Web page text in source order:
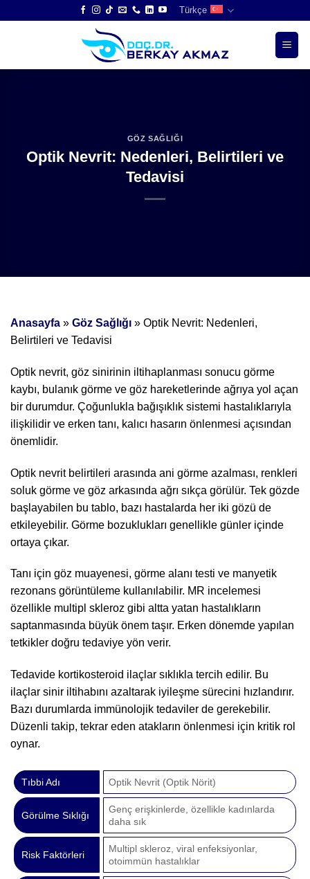
Türkçe
GÖZ SAĞLIĞI
Optik Nevrit: Nedenleri, Belirtileri ve
Tedavisi
Anasayfa » Göz Sağlığı » Optik Nevrit: Nedenleri,
Belirtileri ve Tedavisi
Optik nevrit, göz sinirinin iltihaplanması sonucu görme
kaybı, bulanık görme ve göz hareketlerinde ağrıya yol açan
bir durumdur. Çoğunlukla bağışıklık sistemi hastalıklarıyla
ilişkilidir ve erken tanı, kalıcı hasarın önlenmesi açısından
önemlidir.
Optik nevrit belirtileri arasında ani görme azalması, renkleri
soluk görme ve göz arkasında ağrı sıkça görülür. Tek gözde
başlayabilen bu tablo, bazı hastalarda her iki gözü de
etkileyebilir. Görme bozuklukları genellikle günler içinde
ortaya çıkar.
Tanı için göz muayenesi, görme alanı testi ve manyetik
rezonans görüntüleme kullanılabilir. MR incelemesi
özellikle multipl skleroz gibi altta yatan hastalıkların
saptanmasında büyük önem taşır. Erken dönemde yapılan
tetkikler doğru tedaviye yön verir.
Tedavide kortikosteroid ilaçlar sıklıkla tercih edilir. Bu
ilaçlar sinir iltihabını azaltarak iyileşme sürecini hızlandırır.
Bazı durumlarda immünolojik tedaviler de gerekebilir.
Düzenli takip, tekrar eden atakların önlenmesi için kritik rol
oynar.
Tıbbi Adı Optik Nevrit (Optik Nörit)
Görülme Sıklığı
Genç erişkinlerde, özellikle kadınlarda
daha sık
Risk Faktörleri
Multipl skleroz, viral enfeksiyonlar,
otoimmün hastalıklar